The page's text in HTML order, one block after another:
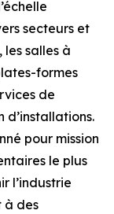
secteurs et
les salles à
formes
de
pour mission
le plus
l’industrie
à des